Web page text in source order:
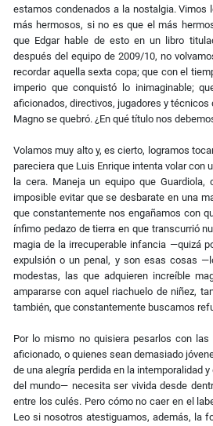
estamos condenados a la nostalgia.
más hermosos, si no es que el más
que Edgar hable de esto en un libro
después del equipo de 2009/10, no
recordar aquella sexta copa; que con el
imperio que conquistó lo inimaginable;
aficionados, directivos, jugadores y
Magno se quebró. ¿En qué título nos
Volamos muy alto y, es cierto, logramos
pareciera que Luis Enrique intenta volar
la cera. Maneja un equipo que
imposible evitar que se desbarate en una
que constantemente nos engañamos con
ínfimo pedazo de tierra en que transcurrió
magia de la irrecuperable infancia —quizá
expulsión o un penal, y son esas cosas
modestas, las que adquieren increíble
ampararse con aquel riachuelo de niñez,
también, que constantemente buscamos
Por lo mismo no quisiera pesarlos con
aficionado, o quienes sean demasiado
de una alegría perdida en la intemporalidad
del mundo— necesita ser vivida desde
entre los culés. Pero cómo no caer en el
Leo si nosotros atestiguamos, además, la